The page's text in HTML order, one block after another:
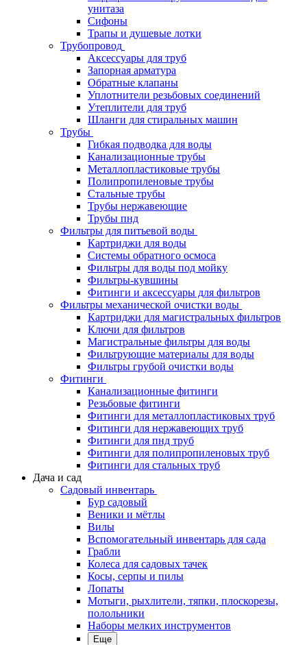
унитаза
Сифоны
Трапы и душевые лотки
Трубопровод
Аксессуары для труб
Запорная арматура
Обратные клапаны
Уплотнители резьбовых соединений
Утеплители для труб
Шланги для стиральных машин
Трубы
Гибкая подводка для воды
Канализационные трубы
Металлопластиковые трубы
Полипропиленовые трубы
Стальные трубы
Трубы нержавеющие
Трубы пнд
Фильтры для питьевой воды
Картриджи для воды
Системы обратного осмоса
Фильтры для воды под мойку
Фильтры-кувшины
Фитинги и аксессуары для фильтров
Фильтры механической очистки воды
Картриджи для магистральных фильтров
Ключи для фильтров
Магистральные фильтры для воды
Фильтрующие материалы для воды
Фильтры грубой очистки воды
Фитинги
Канализационные фитинги
Резьбовые фитинги
Фитинги для металлопластиковых труб
Фитинги для нержавеющих труб
Фитинги для пнд труб
Фитинги для полипропиленовых труб
Фитинги для стальных труб
Дача и сад
Садовый инвентарь
Бур садовый
Веники и мётлы
Вилы
Вспомогательный инвентарь для сада
Грабли
Колеса для садовых тачек
Косы, серпы и пилы
Лопаты
Мотыги, рыхлители, тяпки, плоскорезы,
полольники
Наборы мелких инструментов
Еще